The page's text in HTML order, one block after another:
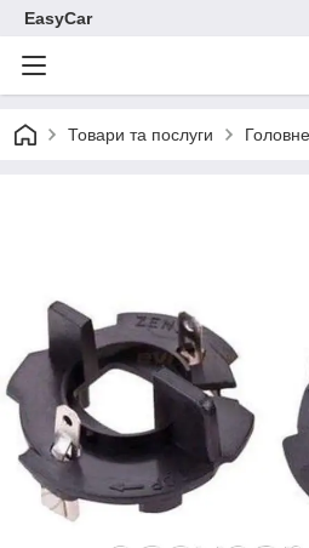
EasyCar
Товари та послуги